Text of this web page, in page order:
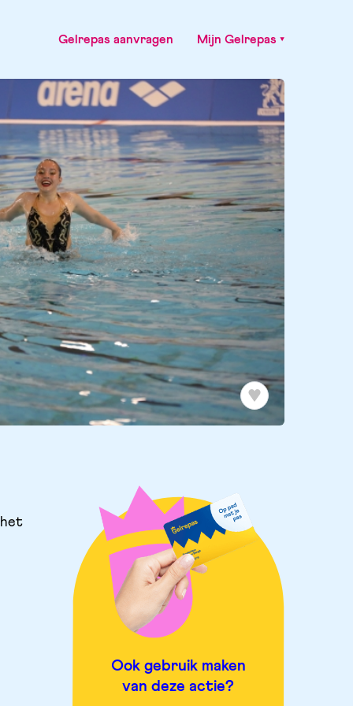
Gelrepas aanvragen Mijn Gelrepas
het
Ook gebruik maken
van deze actie?